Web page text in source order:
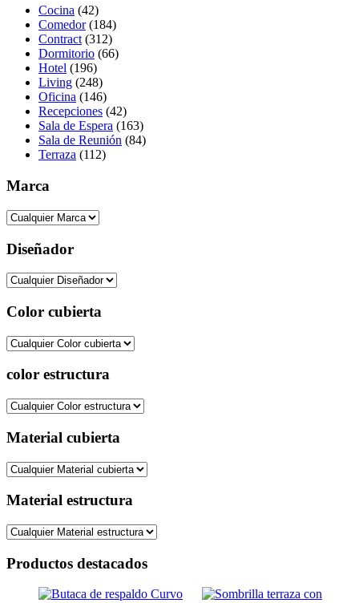
Cocina (42)
Comedor(184)
Contract (312)
Dormitorio (66)
Hotel (196)
Living (248)
Oficina (146)
Recepciones (42)
Sala de Espera (163)
Sala de Reunión (84)
Terraza (112)
Marca
Diseñador
Color cubierta
color estructura
Material cubierta
Material estructura
Productos destacados